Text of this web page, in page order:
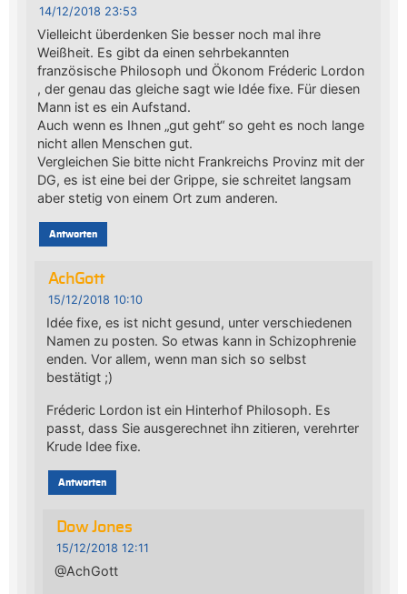
14/12/2018 23:53
Vielleicht überdenken Sie besser noch mal ihre
Weißheit. Es gibt da einen sehrbekannten
französische Philosoph und Ökonom Fréderic Lordon
, der genau das gleiche sagt wie Idée fixe. Für diesen
Mann ist es ein Aufstand.
Auch wenn es Ihnen „gut geht“ so geht es noch lange
nicht allen Menschen gut.
Vergleichen Sie bitte nicht Frankreichs Provinz mit der
DG, es ist eine bei der Grippe, sie schreitet langsam
aber stetig von einem Ort zum anderen.
Antworten
AchGott
15/12/2018 10:10
Idée fixe, es ist nicht gesund, unter verschiedenen
Namen zu posten. So etwas kann in Schizophrenie
enden. Vor allem, wenn man sich so selbst
bestätigt ;)
Fréderic Lordon ist ein Hinterhof Philosoph. Es
passt, dass Sie ausgerechnet ihn zitieren, verehrter
Krude Idee fixe.
Antworten
Dow Jones
15/12/2018 12:11
@AchGott